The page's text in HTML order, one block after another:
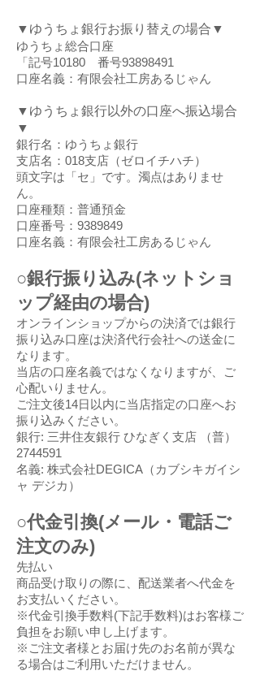
​▼ゆうちょ銀行お振り替えの場合▼
ゆうちょ総合口座
「記号10180 番号93898491
口座名義：有限会社工房あるじゃん
​▼ゆうちょ銀行以外の口座へ振込場合
▼
銀行名：ゆうちょ銀行
支店名：018支店（ゼロイチハチ）
頭文字は「セ」です。濁点はありませ
ん。
口座種類：普通預金
口座番号：9389849
口座名義：有限会社工房あるじゃん
○銀行振り込み(ネットショ
ップ経由の場合)
オンラインショップからの決済では銀行
振り込み口座は決済代行会社への送金に
なります。
当店の口座名義ではなくなりますが、ご
心配いりません。
ご注文後14日以内に当店指定の口座へお
振り込みください。
銀行: 三井住友銀行 ひなぎく支店 （普）
2744591
名義: 株式会社DEGICA（カブシキガイシ
ャ デジカ）
○代金引換(メール・電話ご
注文のみ)
先払い
商品受け取りの際に、配送業者へ代金を
お支払いください。
※代金引換手数料(下記手数料)はお客様ご
負担をお願い申し上げます。
※ご注文者様とお届け先のお名前が異な
る場合はご利用いただけません。